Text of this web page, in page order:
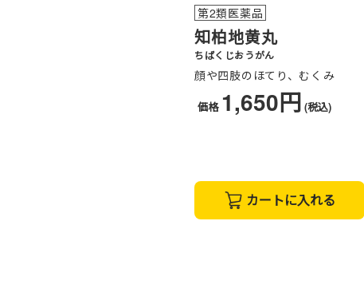
知柏地黄丸
ちばくじおうがん
第2類医薬品
顔や四肢のほてり、むくみ
価格 1,650円 (税込)
カートに入れる